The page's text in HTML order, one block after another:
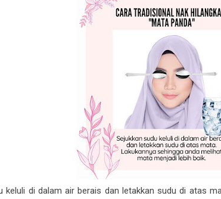
keluli di dalam air berais dan letakkan sudu di atas